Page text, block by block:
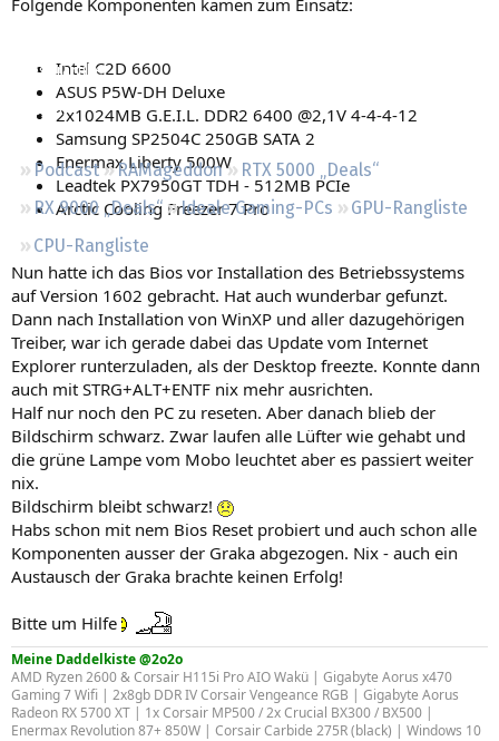
Leserartikel
Regeln
Podcast RAMageddon
RTX 5000 „Deals“
RX 9000 „Deals“
Ideale Gaming-PCs
GPU-Rangliste
CPU-Rangliste
Intel C2D 6600
ASUS P5W-DH Deluxe
2x1024MB G.E.I.L. DDR2 6400 @2,1V 4-4-4-12
Samsung SP2504C 250GB SATA 2
Enermax Liberty 500W
Leadtek PX7950GT TDH - 512MB PCIe
Arctic Cooling Freezer 7 Pro
Nun hatte ich das Bios vor Installation des Betriebssystems
auf Version 1602 gebracht. Hat auch wunderbar gefunzt.
Dann nach Installation von WinXP und aller dazugehörigen
Treiber, war ich gerade dabei das Update vom Internet
Explorer runterzuladen, als der Desktop freezte. Konnte dann
auch mit STRG+ALT+ENTF nix mehr ausrichten.
Half nur noch den PC zu reseten. Aber danach blieb der
Bildschirm schwarz. Zwar laufen alle Lüfter wie gehabt und
die grüne Lampe vom Mobo leuchtet aber es passiert weiter
nix.
Bildschirm bleibt schwarz!
Habs schon mit nem Bios Reset probiert und auch schon alle
Komponenten ausser der Graka abgezogen. Nix - auch ein
Austausch der Graka brachte keinen Erfolg!
Bitte um Hilfe
Meine Daddelkiste @2o2o
AMD Ryzen 2600 & Corsair H115i Pro AIO Wakü | Gigabyte Aorus x470
Gaming 7 Wifi | 2x8gb DDR IV Corsair Vengeance RGB | Gigabyte Aorus
Radeon RX 5700 XT | 1x Corsair MP500 / 2x Crucial BX300 / BX500 |
Enermax Revolution 87+ 850W | Corsair Carbide 275R (black) | Windows 10